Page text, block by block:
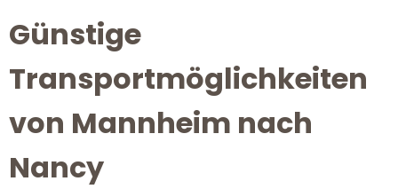
Günstige
Transportmöglichkeiten
von Mannheim nach
Nancy